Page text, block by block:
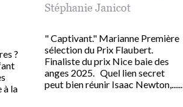
?
à la
Stéphanie Janicot
" Captivant." Marianne Première
sélection du Prix Flaubert.
Finaliste du prix Nice baie des
anges 2025. Quel lien secret
peut bien réunir Isaac Newton,......